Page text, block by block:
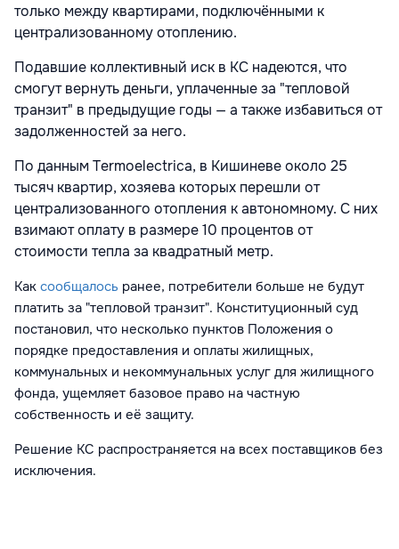
только между квартирами, подключёнными к
централизованному отоплению.
Подавшие коллективный иск в КС надеются, что
смогут вернуть деньги, уплаченные за "тепловой
транзит" в предыдущие годы — а также избавиться от
задолженностей за него.
По данным Termoelectrica, в Кишиневе около 25
тысяч квартир, хозяева которых перешли от
централизованного отопления к автономному. С них
взимают оплату в размере 10 процентов от
стоимости тепла за квадратный метр.
Как сообщалось ранее, потребители больше не будут
платить за "тепловой транзит". Конституционный суд
постановил, что несколько пунктов Положения о
порядке предоставления и оплаты жилищных,
коммунальных и некоммунальных услуг для жилищного
фонда, ущемляет базовое право на частную
собственность и её защиту.
Решение КС распространяется на всех поставщиков без
исключения.